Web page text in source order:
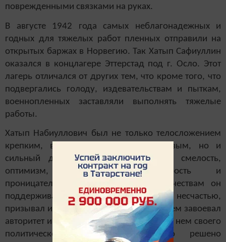
поврежденными связками на руках.
В августе 1942 года самых неблагонадежных и
годных для тяжелых работ пленных отправили на
открытых баржах в Норвегию. Так Хатып Сафиуллин
оказался в концлагере Эттерстад под г. Осло. Этот
лагерь отличался от других тем, что кроме того, что
подвергались голоду, издевательствам и пыткам,
военнопленных заставляли выполнять тяжелые
работы.
Хатып Набиуллович был не только телосложением
крепким, высоким, физически здоровым, но и
сильный духом. Ему были присущи смелость,
оптимизм, дружелюбие, мудрость и
проницательность. Благодаря этим качествам он
поддерживал своих товарищей по несчастью,
призывал их не отчаиваться, бороться, чем завоевал
авторитет и доверие. Товарищи видели в нем своего
политического руководителя. Было решено